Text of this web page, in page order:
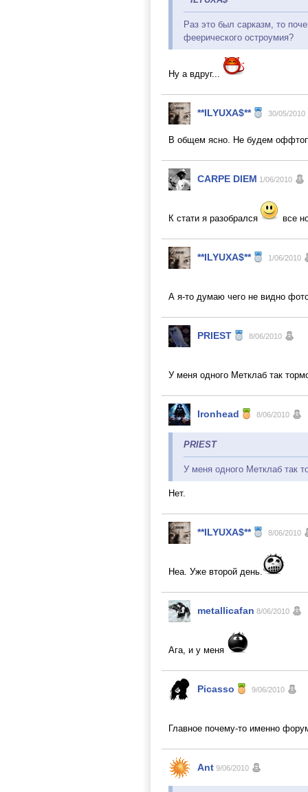
Раз это был сарказм, то
феерического остроумия?
Ну а вдруг...
**ILYUXA$** 30/05/2010
В общем ясно. Не будем
CARPE DIEM 1/06/2010
К стати я разобрался все
**ILYUXA$** 1/06/2010
А я-то думаю чего не видно
PRIEST 8/06/2010
У меня одного Метклаб так
Ironhead 8/06/2010
PRIEST
У меня одного Метклаб так
Нет.
**ILYUXA$** 8/06/2010
Неа. Уже второй день.
metallicafan 8/06/2010
Ага, и у меня
Picasso 9/06/2010
Главное почему-то именно
Ant 9/06/2010